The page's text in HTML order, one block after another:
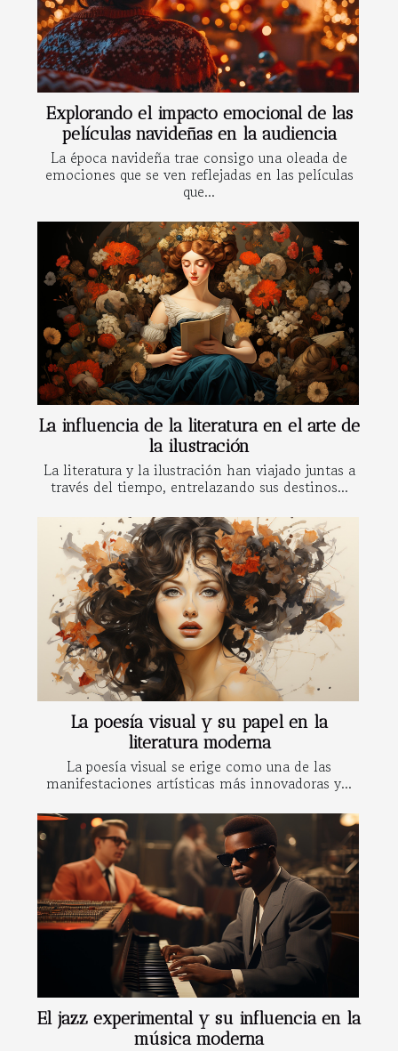
Explorando el impacto emocional de las
películas navideñas en la audiencia
La época navideña trae consigo una oleada de
emociones que se ven reflejadas en las películas
que...
La influencia de la literatura en el arte de
la ilustración
La literatura y la ilustración han viajado juntas a
través del tiempo, entrelazando sus destinos...
La poesía visual y su papel en la
literatura moderna
La poesía visual se erige como una de las
manifestaciones artísticas más innovadoras y...
El jazz experimental y su influencia en la
música moderna